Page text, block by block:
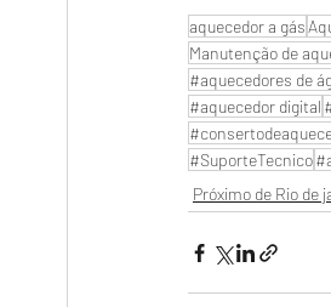
aquecedor a gás
Manutenção de
#aquecedores de
#aquecedor digital
#SuporteTecnico
Próximo de Rio de